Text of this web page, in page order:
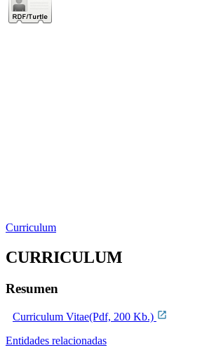
Curriculum
CURRICULUM
Resumen
Curriculum Vitae(Pdf, 200 Kb.)
Entidades relacionadas